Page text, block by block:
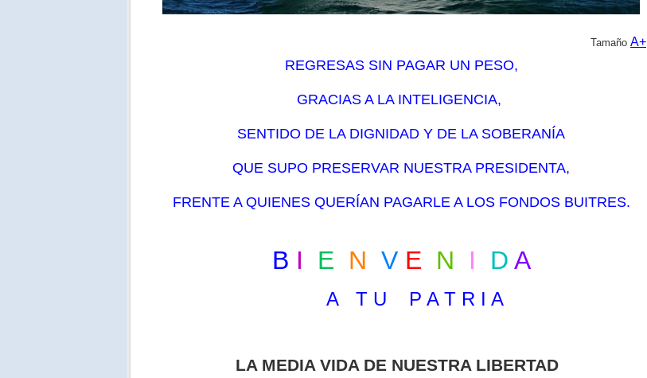
Tamaño A+
REGRESAS SIN PAGAR UN PESO,
GRACIAS A LA INTELIGENCIA,
SENTIDO DE LA DIGNIDAD Y DE LA SOBERANÍA
QUE SUPO PRESERVAR NUESTRA PRESIDENTA,
FRENTE A QUIENES QUERÍAN PAGARLE A LOS FONDOS BUITRES.
B I E N V E N I D A
A T U P A T R I A
LA MEDIA VIDA DE NUESTRA LIBERTAD